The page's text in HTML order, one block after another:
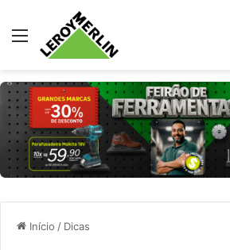
Menu
Início / Dicas